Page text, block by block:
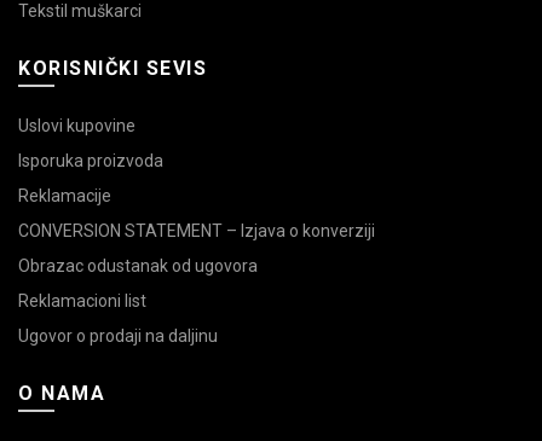
Tekstil muškarci
KORISNIČKI SEVIS
Uslovi kupovine
Isporuka proizvoda
Reklamacije
CONVERSION STATEMENT – Izjava o konverziji
Obrazac odustanak od ugovora
Reklamacioni list
Ugovor o prodaji na daljinu
O NAMA